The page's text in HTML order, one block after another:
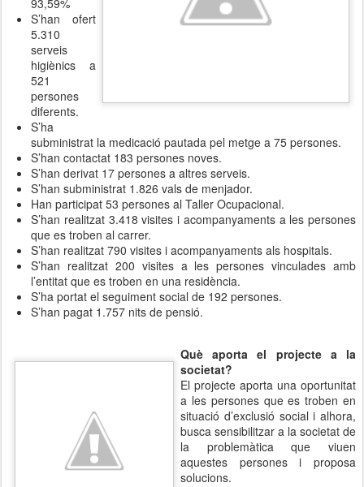
93,59%
S’han ofert
5.310
serveis
higiènics a
521
persones
diferents.
S’ha
subministrat la medicació pautada pel metge a 75 persones.
S’han contactat 183 persones noves.
S’han derivat 17 persones a altres serveis.
S’han subministrat 1.826 vals de menjador.
Han participat 53 persones al Taller Ocupacional.
S’han realitzat 3.418 visites i acompanyaments a les persones
que es troben al carrer.
S’han realitzat 790 visites i acompanyaments als hospitals.
S’han realitzat 200 visites a les persones vinculades amb
l’entitat que es troben en una residència.
S’ha portat el seguiment social de 192 persones.
S’han pagat 1.757 nits de pensió.
Què aporta el projecte a la
societat?
El projecte aporta una oportunitat
a les persones que es troben en
situació d’exclusió social i alhora,
busca sensibilitzar a la societat de
la problemàtica que viuen
aquestes persones i proposa
solucions.